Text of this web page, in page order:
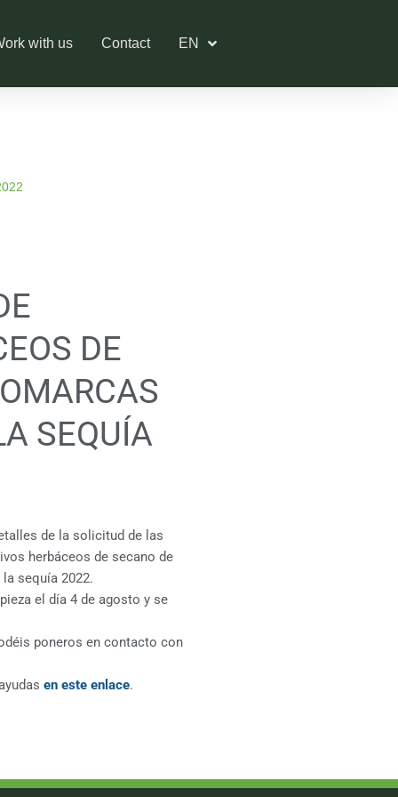
with us Contact EN
DE
SEQUÍA
de la solicitud de las
herbáceos de secano de
sequía 2022.
el día 4 de agosto y se
poneros en contacto con
en este enlace.